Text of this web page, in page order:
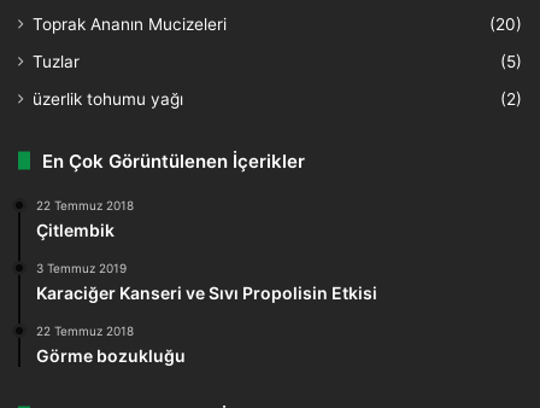
Toprak Ananın Mucizeleri
(20)
Tuzlar
(5)
üzerlik tohumu yağı
(2)
En Çok Görüntülenen İçerikler
22 Temmuz 2018
Çitlembik
3 Temmuz 2019
Karaciğer Kanseri ve Sıvı Propolisin Etkisi
22 Temmuz 2018
Görme bozukluğu